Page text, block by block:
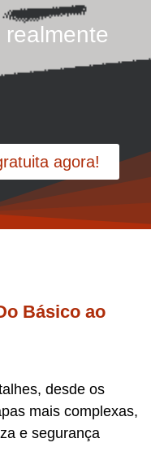
agora!
Básico ao
desde os
mais complexas,
e segurança